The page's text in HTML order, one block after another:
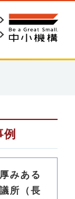
みある
所（長